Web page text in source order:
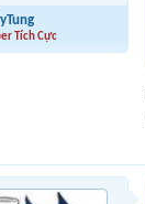
Tích Cực